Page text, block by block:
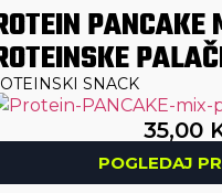
PANCAKE
SNACK
35,00
POGLEDAJ